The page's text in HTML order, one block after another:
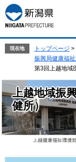
ー
ジ
の
ニ
ュ
ー
本
文
へ
現在地 トップページ >
振興局健康福祉
第3回上越地域
上越地域振
健所）